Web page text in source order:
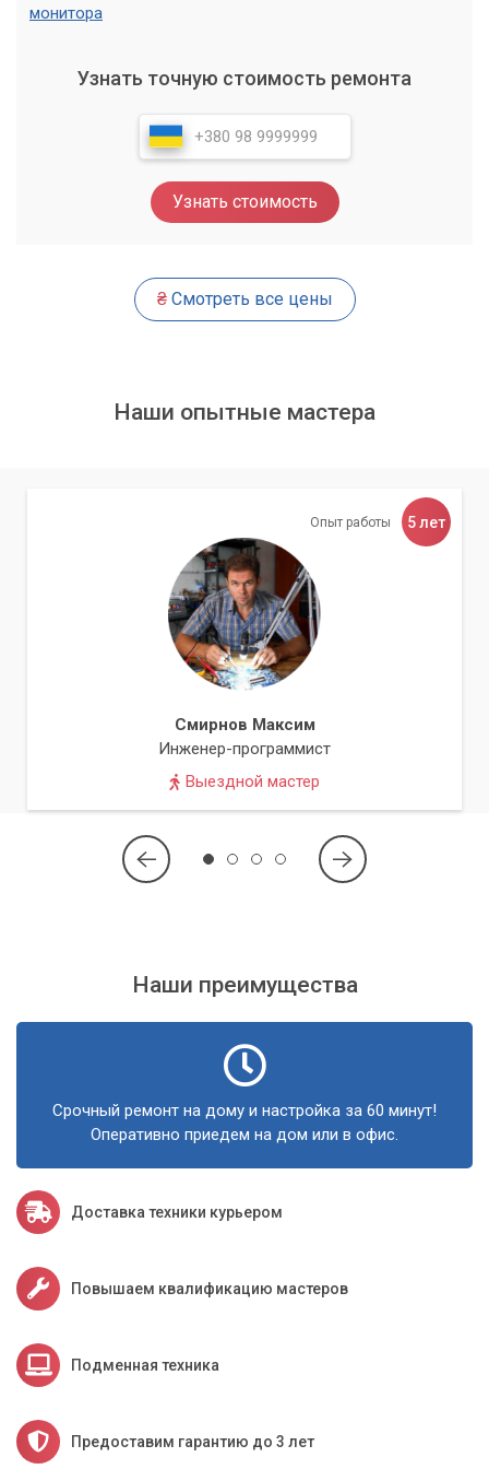
Наши специалисты помогут вам выбрать оптимальное
монитора
Узнать точную стоимость ремонта
Узнать стоимость
₴Смотреть все цены
Наши опытные мастера
Опыт работы 5 лет
Смирнов Максим
Инженер-программист
Выездной мастер
Наши преимущества
Срочный ремонт на дому и настройка за 60 минут!
Оперативно приедем на дом или в офис.
Доставка техники курьером
Повышаем квалификацию мастеров
Подменная техника
Предоставим гарантию до 3 лет